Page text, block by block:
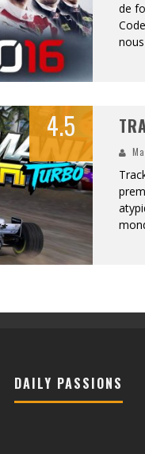
de
4.5
DAILY PASSIONS